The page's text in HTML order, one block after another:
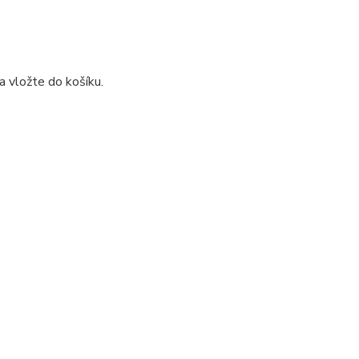
vložte do košíku.